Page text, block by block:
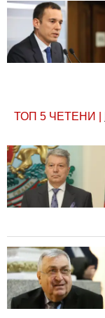
ТОП 5 ЧЕТЕНИ